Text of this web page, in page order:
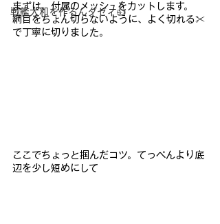
戦艦大和を作るんダゼィ👍
まずは、付属のメッシュをカットします。
網目をちょん切らないよう に、よく切れる✂
で丁寧に切りました。
ここでちょっと掴んだコツ。 てっぺんより底
辺を少し短めにして